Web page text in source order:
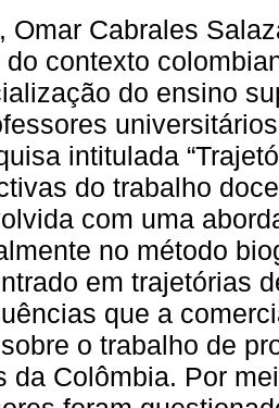
Omar Cabrales
contexto
do ensino
intitulada
do trabalho
com uma
no método
em trajetórias
que a
o trabalho de
da Colômbia. Por